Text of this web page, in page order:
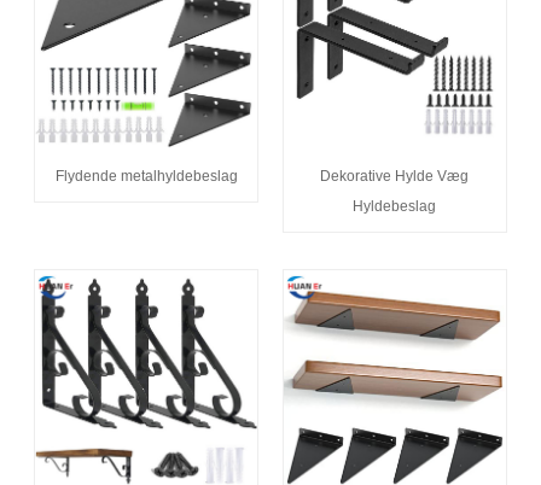
Flydende metalhyldebeslag
Dekorative Hylde Væg
Hyldebeslag